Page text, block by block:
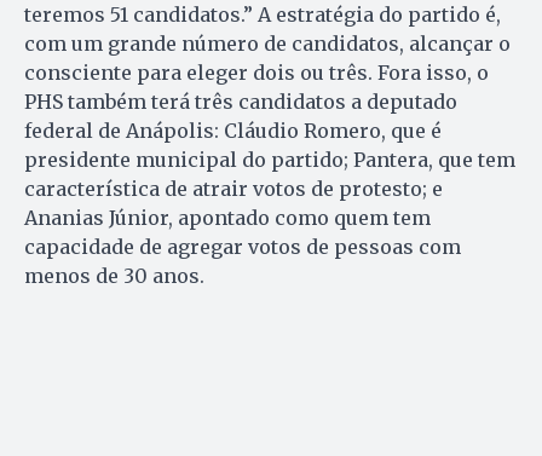
teremos 51 candidatos.” A estratégia do partido é,
com um grande número de candidatos, alcançar o
consciente para eleger dois ou três. Fora isso, o
PHS também terá três candidatos a deputado
federal de Anápolis: Cláudio Romero, que é
presidente municipal do partido; Pantera, que tem
característica de atrair votos de protesto; e
Ananias Júnior, apontado como quem tem
capacidade de agregar votos de pessoas com
menos de 30 anos.